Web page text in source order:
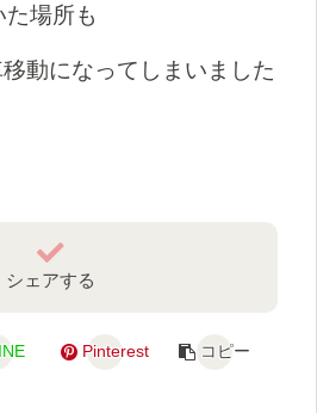
場所も
動になってしまいました
シェアする
Pinterest コピー